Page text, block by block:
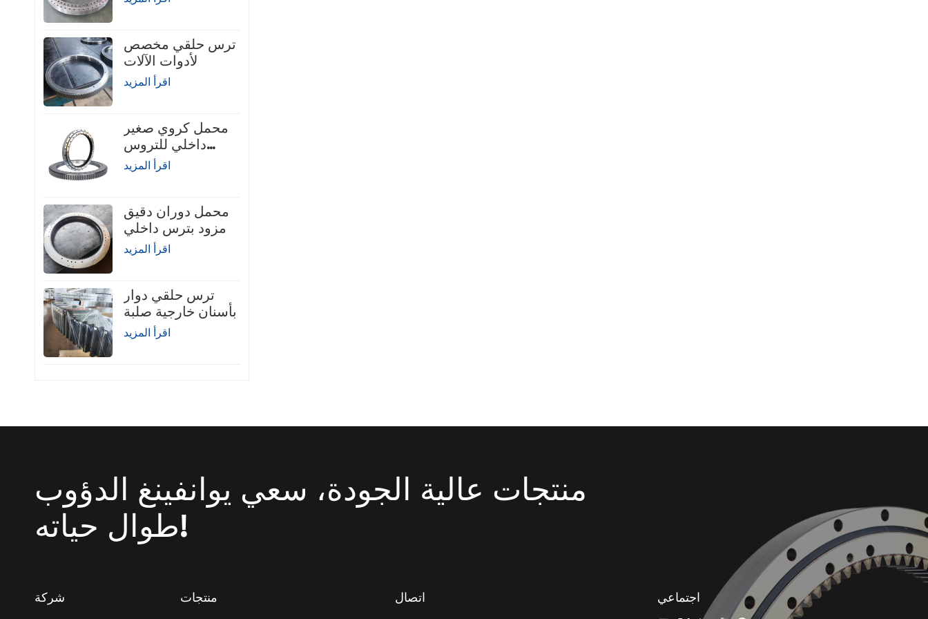
ترس حلقي مخصص
لأدوات الآلات
اقرأ المزيد
محمل كروي صغير
داخلي للتروس
الدوارة
اقرأ المزيد
محمل دوران دقيق
مزود بترس داخلي
اقرأ المزيد
ترس حلقي دوار
بأسنان خارجية صلبة
اقرأ المزيد
منتجات عالية الجودة، سعي يوانفينغ الدؤوب
طوال حياته!
شركة منتجات اتصال اجتماعي